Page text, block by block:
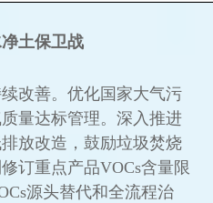
土保卫战
改善。优化国家大气污
量达标管理。深入推进
放改造，鼓励垃圾焚烧
订重点产品VOCs含量限
源头替代和全流程治